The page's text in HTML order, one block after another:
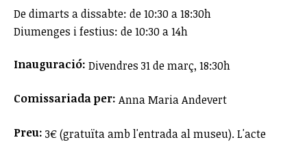
De dimarts a dissabte: de 10:30 a 18:30h
Diumenges i festius: de 10:30 a 14h
Inauguració: Divendres 31 de març, 18:30h
Comissariada per: Anna Maria Andevert
Preu: 3€ (gratuïta amb l'entrada al museu). L'acte